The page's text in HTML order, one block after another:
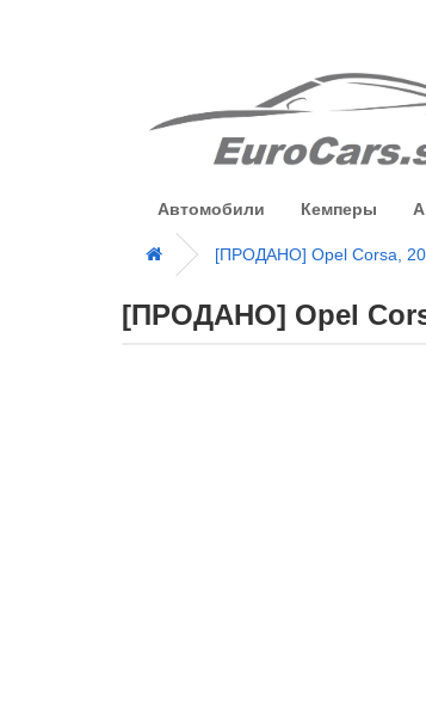
Автомобили Кемперы
[ПРОДАНО] Opel Corsa,
[ПРОДАНО] Opel